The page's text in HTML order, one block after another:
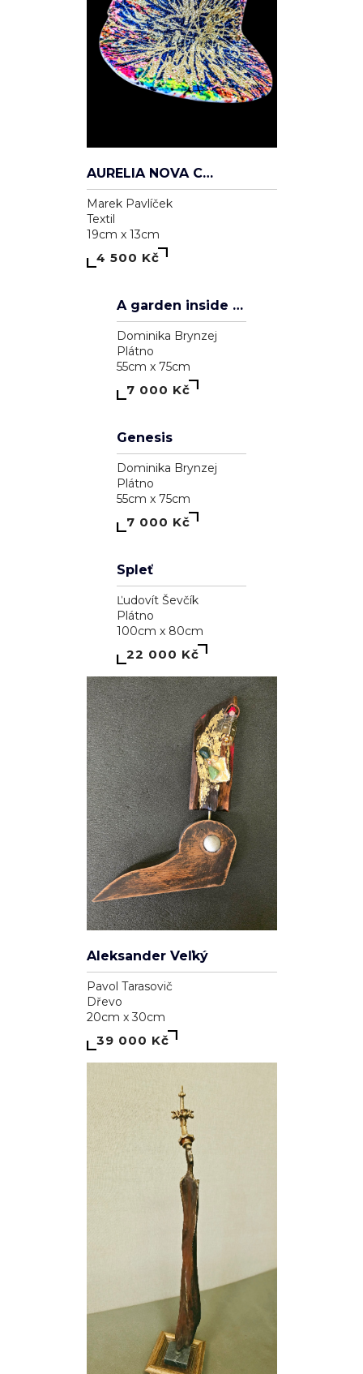
AURELIA NOVA CAP
Marek Pavlíček
Textil
19cm x 13cm
4 500 Kč
Dominika Brynzej
Plátno
55cm x 75cm
7 000 Kč
Genesis
Dominika Brynzej
Plátno
55cm x 75cm
7 000 Kč
100cm x 80cm
22 000 Kč